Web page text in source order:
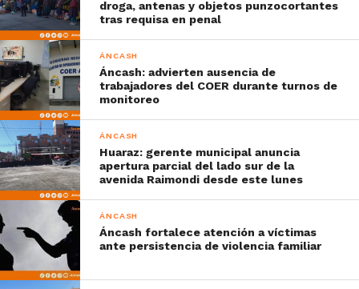
droga, antenas y objetos punzocortantes
tras requisa en penal
ÁNCASH
Áncash: advierten ausencia de
trabajadores del COER durante turnos de
monitoreo
ÁNCASH
Huaraz: gerente municipal anuncia
apertura parcial del lado sur de la
avenida Raimondi desde este lunes
ÁNCASH
Áncash fortalece atención a víctimas
ante persistencia de violencia familiar